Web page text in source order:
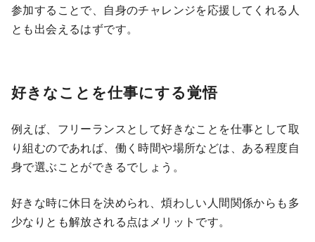
参加することで、自身のチャレンジを応援してくれる人
とも出会えるはずです。
好きなことを仕事にする覚悟
例えば、フリーランスとして好きなことを仕事として取
り組むのであれば、働く時間や場所などは、ある程度自
身で選ぶことができるでしょう。
好きな時に休日を決められ、煩わしい人間関係からも多
少なりとも解放される点はメリットです。